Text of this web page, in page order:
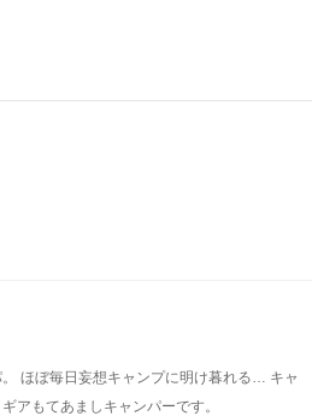
ほぼ毎日妄想キャンプに明け暮れる… キャ
アもてあましキャンパーです。